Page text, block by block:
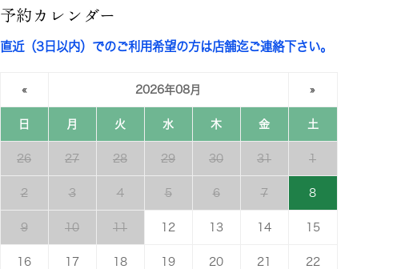
予約カレンダー
直近（3日以内）でのご利用希望の方は店舗迄ご連絡下さい。
« 2026年08月 »
日 月 火 水 木 金 土
26 27 28 29 30 31 1
2 3 4 5 6 7 8
9 10 11 12 13 14 15
16 17 18 19 20 21 22